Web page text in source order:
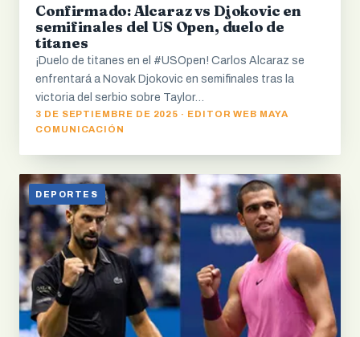
Confirmado: Alcaraz vs Djokovic en
semifinales del US Open, duelo de
titanes
¡Duelo de titanes en el #USOpen! Carlos Alcaraz se
enfrentará a Novak Djokovic en semifinales tras la
victoria del serbio sobre Taylor…
3 DE SEPTIEMBRE DE 2025 · EDITOR WEB MAYA
COMUNICACIÓN
DEPORTES